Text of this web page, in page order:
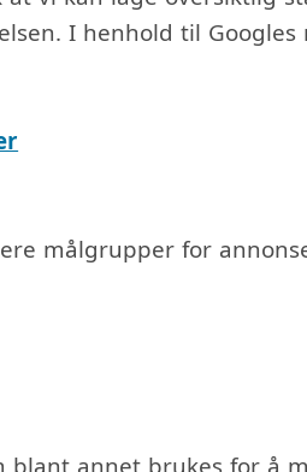
I henhold til
målgrupper for